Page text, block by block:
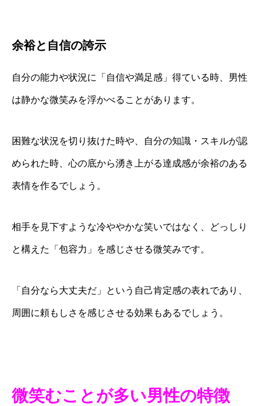
余裕と自信の誇示
自分の能力や状況に「自信や満足感」得ている時、男性
は静かな微笑みを浮かべることがあります。
困難な状況を切り抜けた時や、自分の知識・スキルが認
められた時、心の底から湧き上がる達成感が余裕のある
表情を作るでしょう。
相手を見下すような冷ややかな笑いではなく、どっしり
と構えた「包容力」を感じさせる微笑みです。
「自分なら大丈夫だ」という自己肯定感の表れであり、
周囲に頼もしさを感じさせる効果もあるでしょう。
微笑むことが多い男性の特徴